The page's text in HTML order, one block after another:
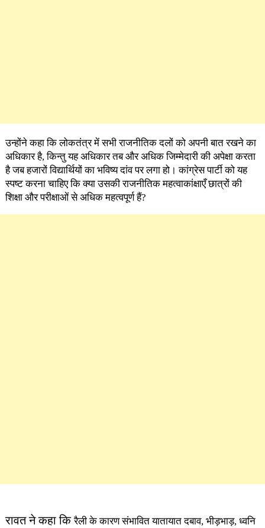
उन्होंने कहा कि लोकतंत्र में सभी राजनीतिक दलों को अपनी बात रखने का
अधिकार है, किन्तु यह अधिकार तब और अधिक जिम्मेदारी की अपेक्षा करता
है जब हजारों विद्यार्थियों का भविष्य दांव पर लगा हो। कांग्रेस पार्टी को यह
स्पष्ट करना चाहिए कि क्या उसकी राजनीतिक महत्वाकांक्षाएँ छात्रों की
शिक्षा और परीक्षाओं से अधिक महत्वपूर्ण हैं?
रावत ने कहा किरैली के कारण संभावित यातायात दबाव, भीड़भाड़, ध्वनि